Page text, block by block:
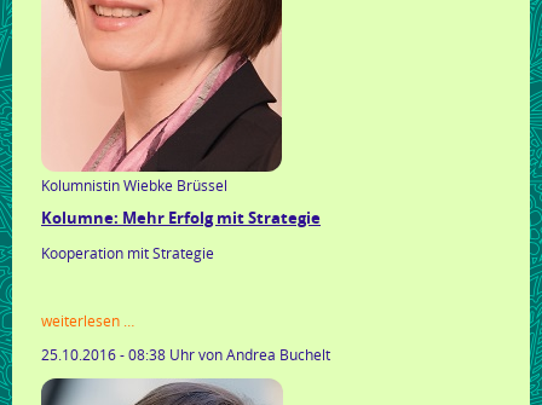
Kolumnistin Wiebke Brüssel
Kolumne: Mehr Erfolg mit Strategie
Kooperation mit Strategie
weiterlesen …
erfolg
mit
strategie
25.10.2016 - 08:38 Uhrvon Andrea Buchelt